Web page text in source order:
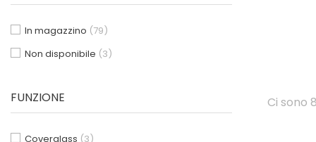
In magazzino (79)
Non disponibile (3)
FUNZIONE
Coverglass (3)
Ci sono